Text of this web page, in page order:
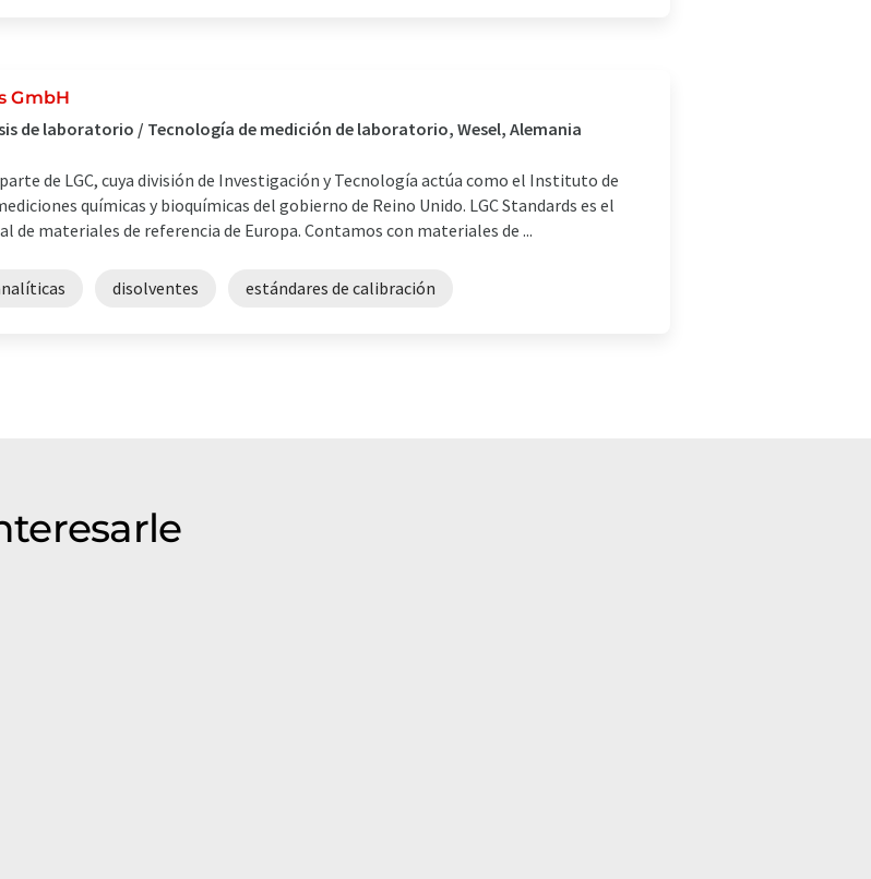
GmbH
de laboratorio / Tecnología de medición de laboratorio, Wesel, Alemania
parte de LGC, cuya división de Investigación y Tecnología actúa como el Instituto de
químicas y bioquímicas del gobierno de Reino Unido. LGC Standards es el
de materiales de referencia de Europa. Contamos con materiales de ...
disolventes estándares de calibración